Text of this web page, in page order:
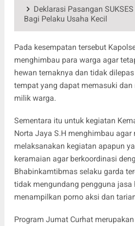
Deklarasi Pasangan
Bagi Pelaku Usaha Kecil
Pada kesempatan tersebut
menghimbau para warga agar
hewan ternaknya dan tidak
tempat yang dapat memasuki dan
milik warga.
Sementara itu untuk kegiatan
Norta Jaya S.H menghimbau agar
melaksanakan kegiatan apapun
keramaian agar berkoordinasi
Bhabinkamtibmas selaku garda
tidak mengundang pengguna jasa
menampilkan porno aksi dan
Program Jumat Curhat